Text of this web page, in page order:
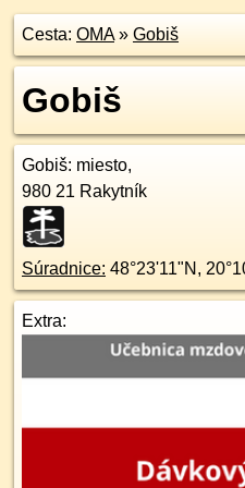
Cesta: OMA» Gobiš
Gobiš
Gobiš: miesto,
980 21 Rakytník
Súradnice: 48°23'11"N ,
Extra: